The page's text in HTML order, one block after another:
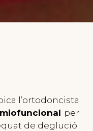
l’ortodoncista
per
de deglució.